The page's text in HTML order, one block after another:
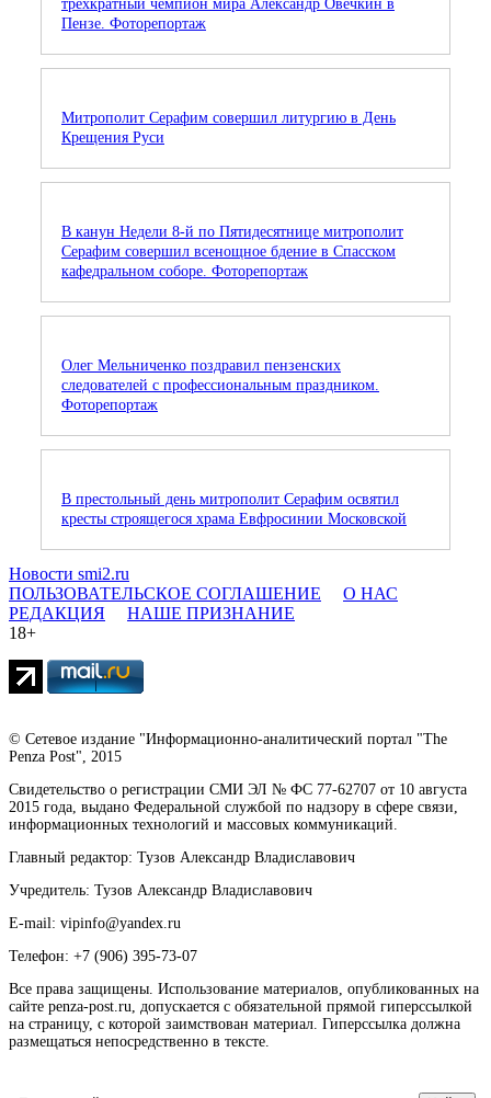
трехкратный чемпион мира Александр Овечкин в
Пензе. Фоторепортаж
Митрополит Серафим совершил литургию в День
Крещения Руси
В канун Недели 8-й по Пятидесятнице митрополит
Серафим совершил всенощное бдение в Спасском
кафедральном соборе. Фоторепортаж
Олег Мельниченко поздравил пензенских
следователей с профессиональным праздником.
Фоторепортаж
В престольный день митрополит Серафим освятил
кресты строящегося храма Евфросинии Московской
Новости smi2.ru
ПОЛЬЗОВАТЕЛЬСКОЕ СОГЛАШЕНИЕ
О НАС
РЕДАКЦИЯ
НАШЕ ПРИЗНАНИЕ
18+
© Сетевое издание "Информационно-аналитический портал "The
Penza Post", 2015
Свидетельство о регистрации СМИ ЭЛ № ФС 77-62707 от 10 августа
2015 года, выдано Федеральной службой по надзору в сфере связи,
информационных технологий и массовых коммуникаций.
Главный редактор: Тузов Александр Владиславович
Учредитель: Тузов Александр Владиславович
E-mail: vipinfo@yandex.ru
Телефон: +7 (906) 395-73-07
Все права защищены. Использование материалов, опубликованных на
сайте penza-post.ru, допускается с обязательной прямой гиперссылкой
на страницу, с которой заимствован материал. Гиперссылка должна
размещаться непосредственно в тексте.